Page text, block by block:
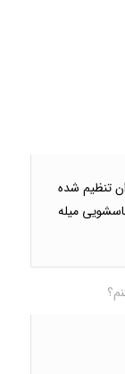
تنظیم شده
میله